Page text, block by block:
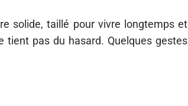
solide, taillé pour vivre longtemps et
tient pas du hasard. Quelques gestes